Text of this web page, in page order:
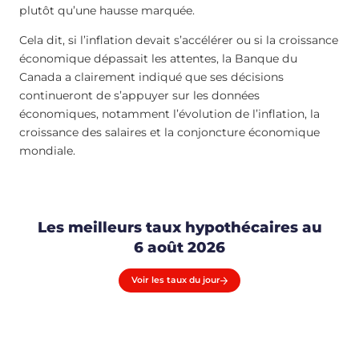
plutôt qu’une hausse marquée.
Cela dit, si l’inflation devait s’accélérer ou si la croissance
économique dépassait les attentes, la Banque du
Canada a clairement indiqué que ses décisions
continueront de s’appuyer sur les données
économiques, notamment l’évolution de l’inflation, la
croissance des salaires et la conjoncture économique
mondiale.
Les meilleurs taux hypothécaires au
6 août 2026
Voir les taux du jour